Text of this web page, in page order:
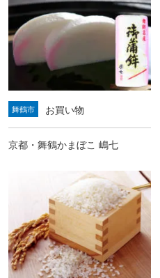
舞鶴市 お買い物
京都・舞鶴かまぼこ 嶋七